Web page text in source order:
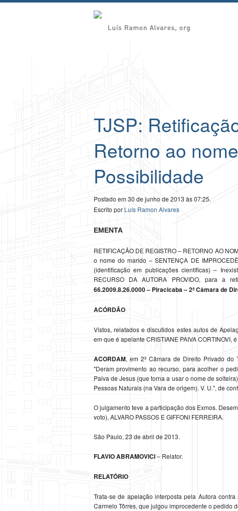
TJSP:
Retorno ao
Possibilidade
Postado em 30 de junho de 2013 às 07:25.
Escrito por Luís Ramon Alvares
EMENTA
RETIFICAÇÃO DE REGISTRO – RETORNO AO
o nome do marido – SENTENÇA DE
(identificação em publicações científicas) –
RECURSO DA AUTORA PROVIDO, para a
66.2009.8.26.0000 – Piracicaba – 2ª Câmara de
ACÓRDÃO
Vistos, relatados e discutidos estes autos de
em que é apelante CRISTIANE PAIVA CORTINOVI,
ACORDAM, em 2ª Câmara de Direito Privado
"Deram provimento ao recurso, para acolher o
Paiva de Jesus (que torna a usar o nome de
Pessoas Naturais (na Vara de origem). V. U.", de
O julgamento teve a participação dos Exmos.
voto), ALVARO PASSOS E GIFFONI FERREIRA.
São Paulo, 23 de abril de 2013.
FLAVIO ABRAMOVICI– Relator.
RELATÓRIO
Trata-se de apelação interposta pela Autora
Carmelo Tôrres, que julgou improcedente o pedido